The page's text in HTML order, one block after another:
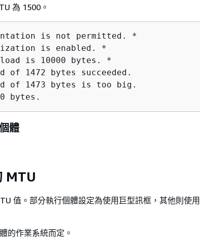
為 1500。
is not permitted. *
is enabled. *
is 10000 bytes. *
of 1472 bytes succeeded.
of 1473 bytes is too big.
bytes.
體
MTU
值。部分執行個體設定為使用巨型訊框，其他則使
的作業系統而定。